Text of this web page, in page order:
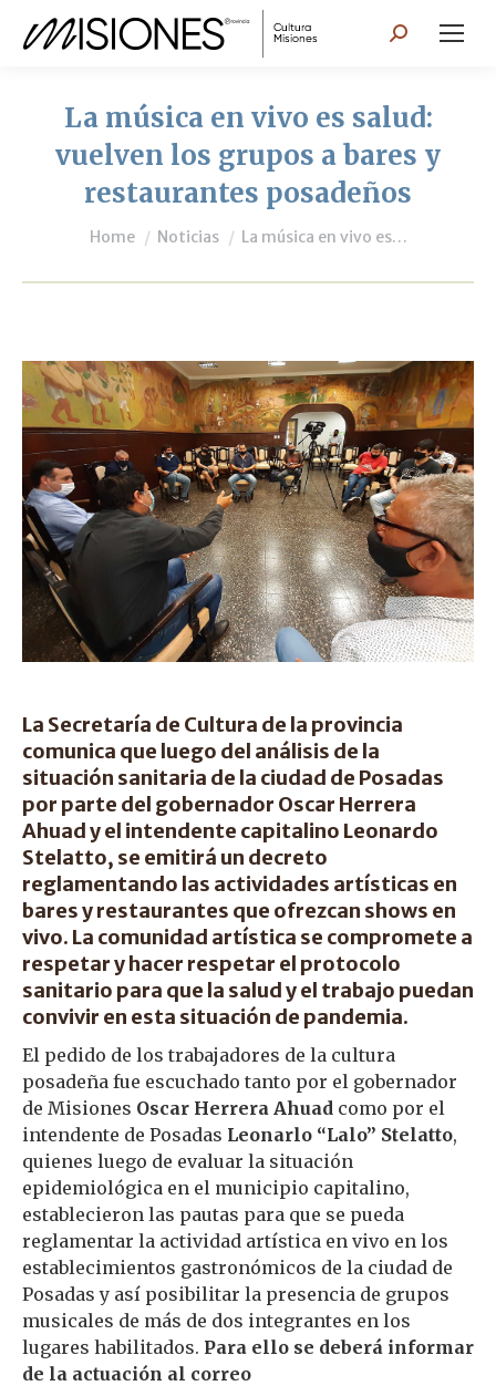
Search:
La música en vivo es salud:
vuelven los grupos a bares y
restaurantes posadeños
You are here:
Home Noticias La música en vivo es…
La Secretaría de Cultura de la provincia
comunica que luego del análisis de la
situación sanitaria de la ciudad de Posadas
por parte del gobernador Oscar Herrera
Ahuad y el intendente capitalino Leonardo
Stelatto, se emitirá un decreto
reglamentando las actividades artísticas en
bares y restaurantes que ofrezcan shows en
vivo. La comunidad artística se compromete a
respetar y hacer respetar el protocolo
sanitario para que la salud y el trabajo puedan
convivir en esta situación de pandemia.
El pedido de los trabajadores de la cultura
posadeña fue escuchado tanto por el gobernador
de Misiones Oscar Herrera Ahuad como por el
intendente de Posadas Leonarlo “Lalo” Stelatto,
quienes luego de evaluar la situación
epidemiológica en el municipio capitalino,
establecieron las pautas para que se pueda
reglamentar la actividad artística en vivo en los
establecimientos gastronómicos de la ciudad de
Posadas y así posibilitar la presencia de grupos
musicales de más de dos integrantes en los
lugares habilitados. Para ello se deberá informar
de la actuación al correo